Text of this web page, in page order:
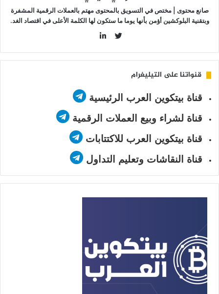
صانع محتوى | مختص في التسويق بالمحتوى مهتم بالعملات الرقمية المشفرة
وبتقنية البلوكشين أؤمن بأنها يوما ما ستكون لها الكلمة الأعلى في اقتصاد الغد.
قنواتنا على التيليغرام
قناة بيتكوين العرب الرئيسية
قناة لشراء وبيع العملات الرقمية
قناة بيتكوين العرب للاكتتابات
قناة النقاشات وتعليم التداول